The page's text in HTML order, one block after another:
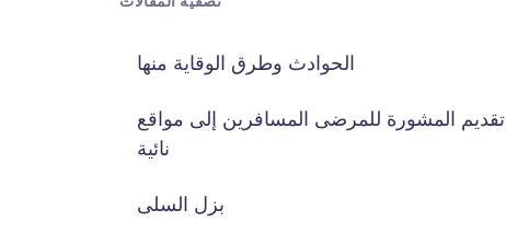
الحوادث وطرق الوقاية منها
تقديم المشورة للمرضى المسافرين إلى مواقع
نائية
بزل السلى